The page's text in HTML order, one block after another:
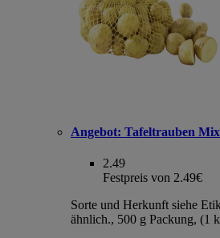
Angebot: Tafeltrauben
2.49
Festpreis von 2.49€
Sorte und Herkunft siehe
ähnlich., 500 g Packung, (1